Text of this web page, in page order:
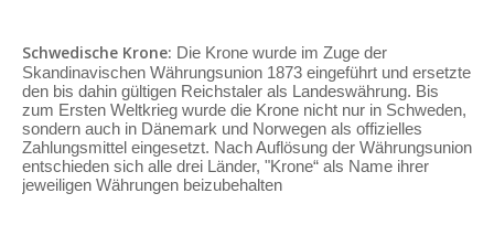
Schwedische Krone: Die Krone wurde im Zuge der
Skandinavischen Währungsunion 1873 eingeführt und ersetzte
den bis dahin gültigen Reichstaler als Landeswährung. Bis
zum Ersten Weltkrieg wurde die Krone nicht nur in Schweden,
sondern auch in Dänemark und Norwegen als offizielles
Zahlungsmittel eingesetzt. Nach Auflösung der Währungsunion
entschieden sich alle drei Länder, "Krone“ als Name ihrer
jeweiligen Währungen beizubehalten